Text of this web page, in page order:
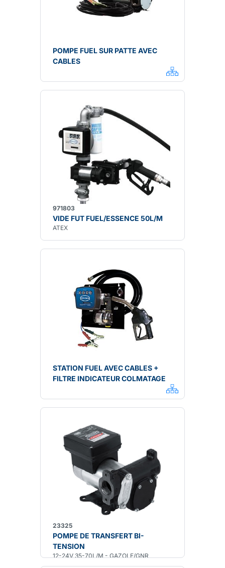
POMPE FUEL SUR PATTE AVEC
CABLES
971803
VIDE FUT FUEL/ESSENCE 50L/M
ATEX
STATION FUEL AVEC CABLES +
FILTRE INDICATEUR COLMATAGE
23325
POMPE DE TRANSFERT BI-
TENSION
12-24V 35-70L/M - GAZOLE/GNR